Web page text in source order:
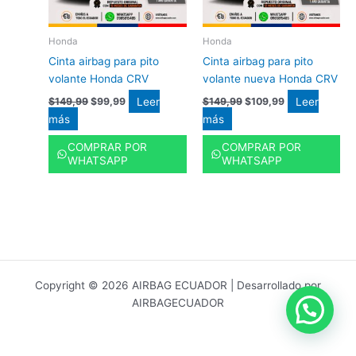
Honda
Cinta airbag para pito
volante Honda CRV
$149,99 $99,99
Leer
más
COMPRAR POR
WHATSAPP
Honda
Cinta airbag para pito
volante nueva Honda CRV
$149,99 $109,99
Leer
más
COMPRAR POR
WHATSAPP
Copyright © 2026 AIRBAG ECUADOR | Desarrollado por
AIRBAGECUADOR